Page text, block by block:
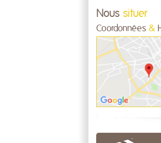
Nous situer
Coordonnées &